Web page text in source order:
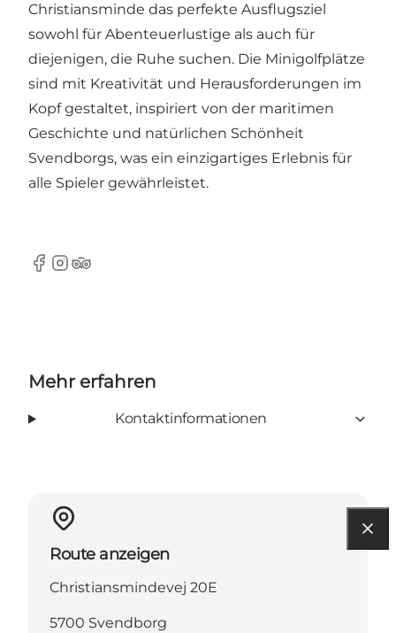
Christiansminde das perfekte Ausflugsziel
sowohl für Abenteuerlustige als auch für
diejenigen, die Ruhe suchen. Die Minigolfplätze
sind mit Kreativität und Herausforderungen im
Kopf gestaltet, inspiriert von der maritimen
Geschichte und natürlichen Schönheit
Svendborgs, was ein einzigartiges Erlebnis für
alle Spieler gewährleistet.
Facebook
Instagram
Tripadvisor
Mehr erfahren
Kontaktinformationen
Route anzeigen
Christiansmindevej 20E
5700 Svendborg